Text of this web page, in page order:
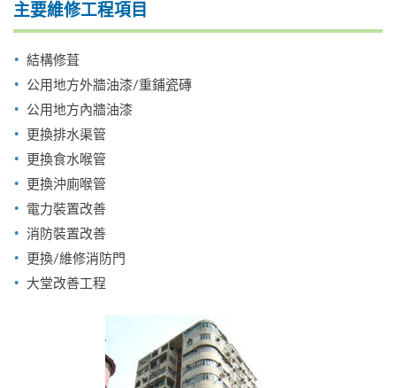
主要維修工程項目
結構修葺
公用地方外牆油漆/重鋪瓷磚
公用地方內牆油漆
更換排水渠管
更換食水喉管
更換沖廁喉管
電力裝置改善
消防裝置改善
更換/維修消防門
大堂改善工程